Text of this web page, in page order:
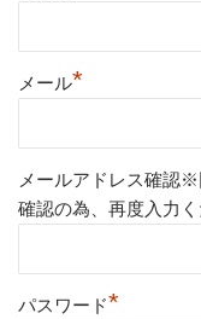
メール*
メールアドレス確認
確認の為、再度入力く
パスワード*